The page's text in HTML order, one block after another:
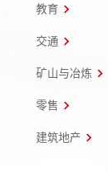
教育
交通
矿山与冶炼
零售
建筑地产